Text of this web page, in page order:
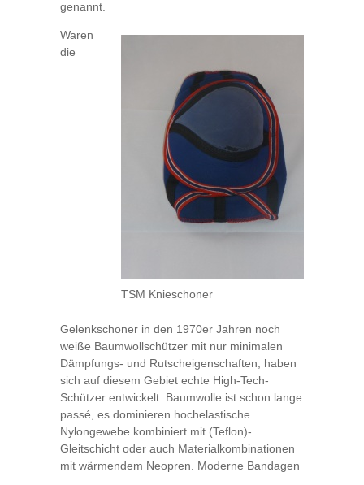
genannt.
TSM Knieschoner
Waren
die
Gelenkschoner in den 1970er Jahren noch
weiße Baumwollschützer mit nur minimalen
Dämpfungs- und Rutscheigenschaften, haben
sich auf diesem Gebiet echte High-Tech-
Schützer entwickelt. Baumwolle ist schon lange
passé, es dominieren hochelastische
Nylongewebe kombiniert mit (Teflon)‐
Gleitschicht oder auch Materialkombinationen
mit wärmendem Neopren. Moderne Bandagen